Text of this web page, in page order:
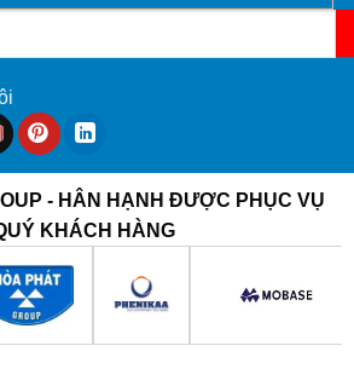
- HÂN HẠNH ĐƯỢC PHỤC VỤ
KHÁCH HÀNG